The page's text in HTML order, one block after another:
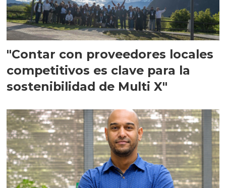
"Contar con proveedores locales
competitivos es clave para la
sostenibilidad de Multi X"